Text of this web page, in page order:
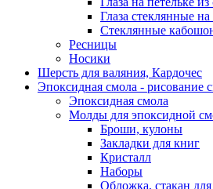
Глаза стеклянные на
Стеклянные
Ресницы
Носики
Шерсть для валяния, Кардочес
Эпоксидная смола - рисование
Эпоксидная смола
Молды для эпоксидной
Броши, кулоны
Закладки для книг
Кристалл
Наборы
Обложка, стакан